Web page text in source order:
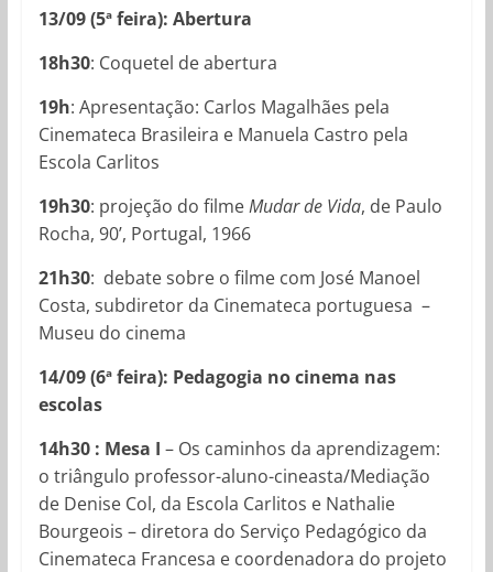
13/09 (5afeira): Abertura
18h30: Coquetel de abertura
19h: Apresentação: Carlos Magalhães pela
Cinemateca Brasileira e Manuela Castro pela
Escola Carlitos
19h30: projeção do filmeMudar de Vida, de Paulo
Rocha, 90’, Portugal, 1966
21h30: debate sobre o filme com José Manoel
Costa, subdiretor da Cinemateca portuguesa –
Museu do cinema
14/09 (6afeira): Pedagogia no cinema nas
escolas
14h30 : Mesa I – Os caminhos da aprendizagem:
o triângulo professor-aluno-cineasta/Mediação
de Denise Col, da Escola Carlitos e Nathalie
Bourgeois – diretora do Serviço Pedagógico da
Cinemateca Francesa e coordenadora do projeto